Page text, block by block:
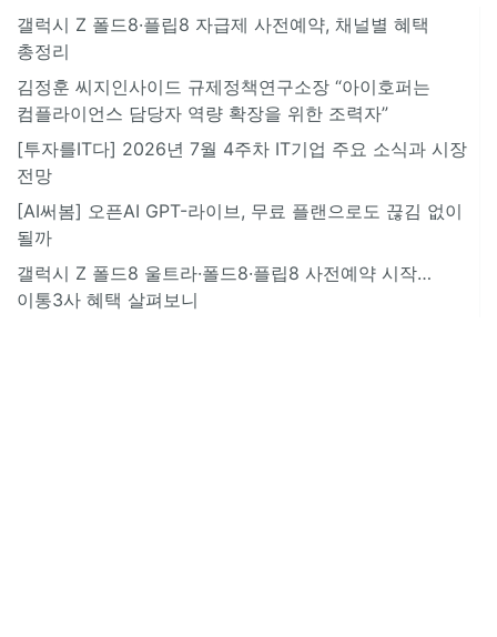
갤럭시 Z 폴드8·플립8 자급제 사전예약, 채널별 혜택
총정리
김정훈 씨지인사이드 규제정책연구소장 “아이호퍼는
컴플라이언스 담당자 역량 확장을 위한 조력자”
[투자를IT다] 2026년 7월 4주차 IT기업 주요 소식과 시장
전망
[AI써봄] 오픈AI GPT-라이브, 무료 플랜으로도 끊김 없이
될까
갤럭시 Z 폴드8 울트라·폴드8·플립8 사전예약 시작…
이통3사 혜택 살펴보니